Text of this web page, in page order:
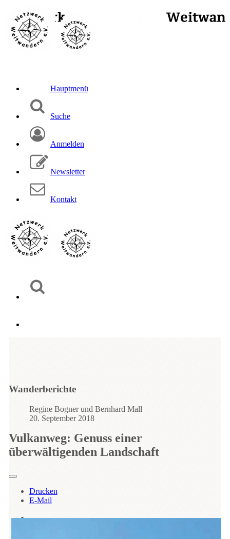
Hauptmenü
Suche
Anmelden
Newsletter
Kontakt
Wanderberichte
Regine Bogner und Bernhard Mall
20. September 2018
Vulkanweg: Genuss einer
überwältigenden Landschaft
Drucken
E-Mail